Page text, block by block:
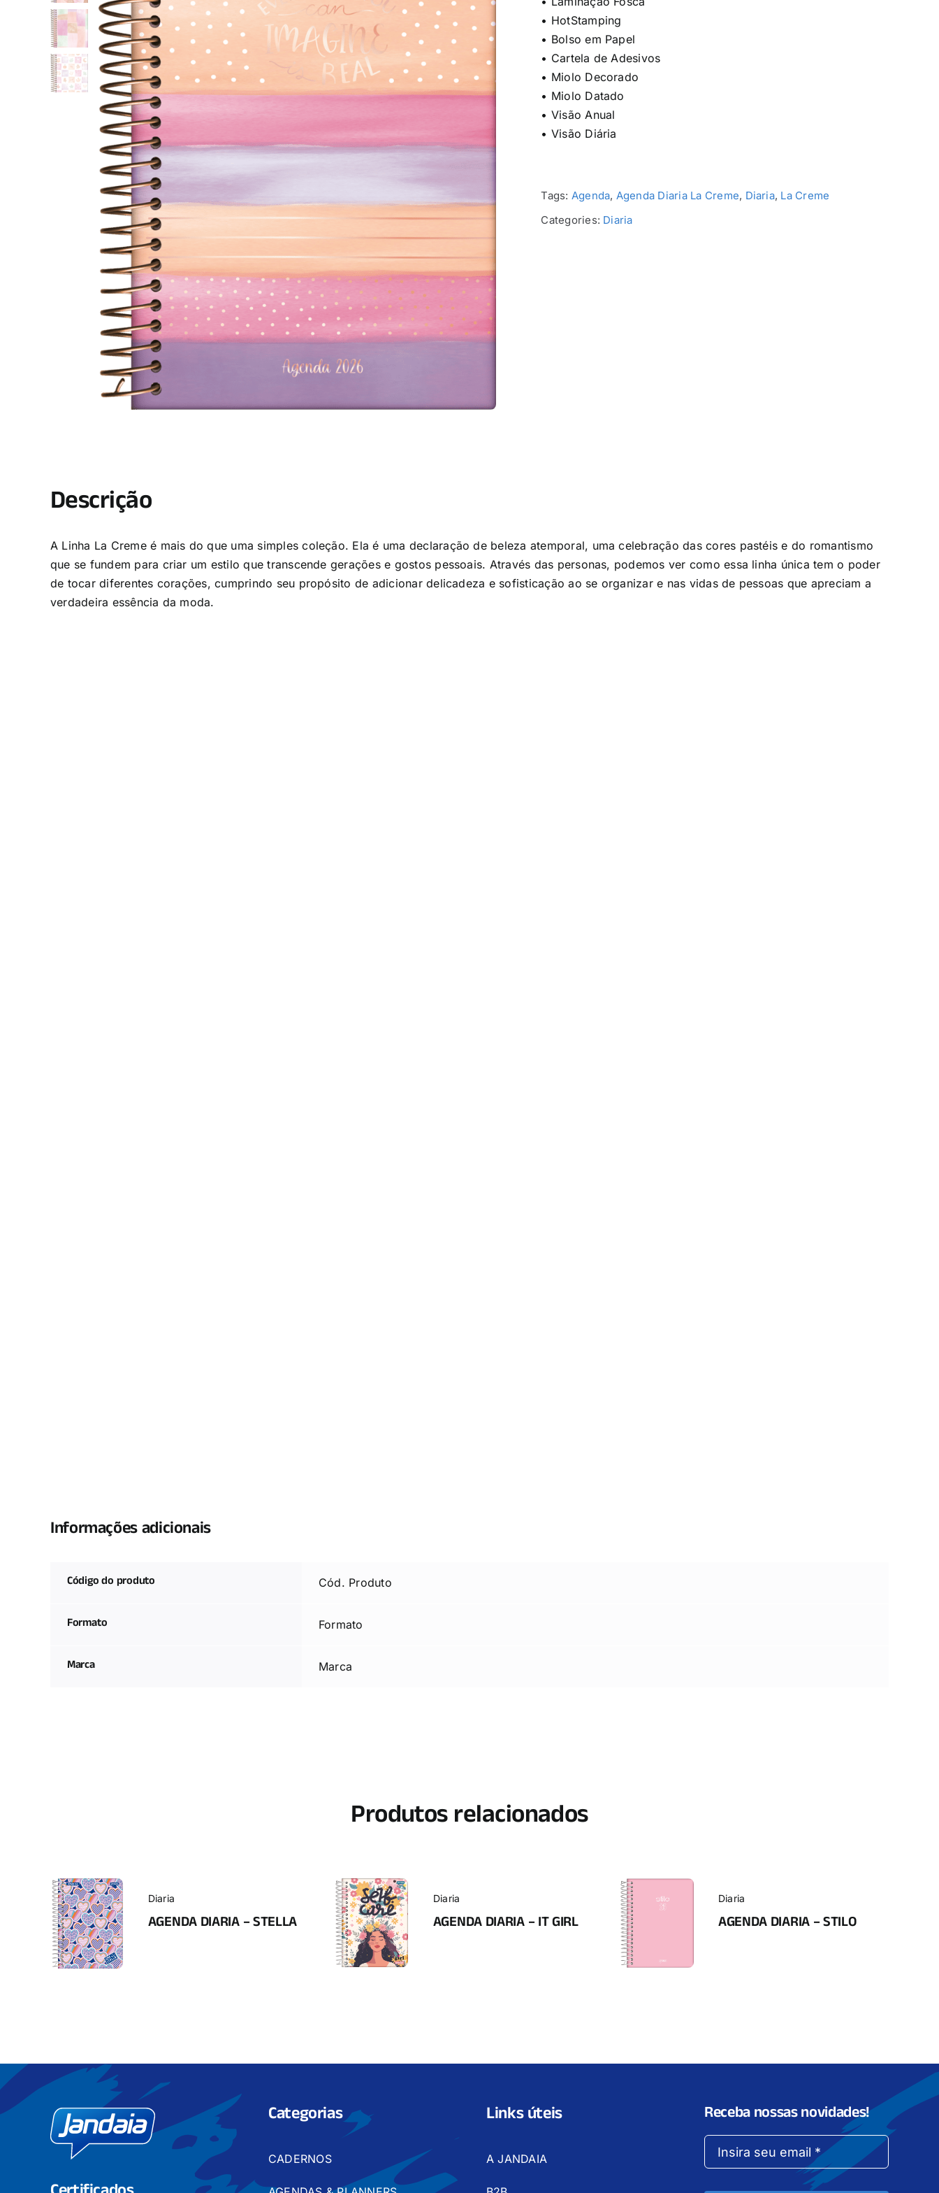
• HotStamping
• Bolso em Papel
• Cartela de Adesivos
• Miolo Decorado
• Miolo Datado
• Visão Anual
• Visão Diária
Tags: Agenda, Agenda Diaria La Creme, Diaria, La Creme
Categories: Diaria
Descrição
A Linha La Creme é mais do que uma simples coleção. Ela é uma declaração de beleza atemporal, uma celebração das cores pastéis e do romantismo
que se fundem para criar um estilo que transcende gerações e gostos pessoais. Através das personas, podemos ver como essa linha única tem o poder
de tocar diferentes corações, cumprindo seu propósito de adicionar delicadeza e sofisticação ao se organizar e nas vidas de pessoas que apreciam a
verdadeira essência da moda.
Informações adicionais
Código do produto Cód. Produto
Formato Formato
Marca Marca
Produtos relacionados
Diaria
AGENDA DIARIA – STELLA
Diaria
AGENDA DIARIA – IT GIRL
Diaria
AGENDA DIARIA – STILO
Categorias
CADERNOS
Links úteis
A JANDAIA
Receba nossas novidades!